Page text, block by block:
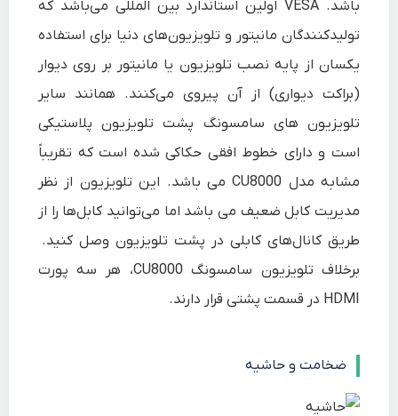
باشد. VESA اولین استاندارد بین المللی می‌باشد که
تولیدکنندگان مانیتور و تلویزیون‌های دنیا برای استفاده
یکسان از پایه نصب تلویزیون یا مانیتور بر روی دیوار
(براکت دیواری) از آن پیروی می‌کنند. همانند سایر
تلویزیون های سامسونگ پشت تلویزیون پلاستیکی
است و دارای خطوط افقی حکاکی شده است که تقریباً
مشابه مدل CU8000 می باشد. این تلویزیون از نظر
مدیریت کابل ضعیف می باشد اما می‌توانید کابل‌ها را از
طریق کانال‌های کابلی در پشت تلویزیون وصل کنید.
برخلاف تلویزیون سامسونگ CU8000، هر سه پورت
HDMI در قسمت پشتی قرار دارند.
ضخامت و حاشیه